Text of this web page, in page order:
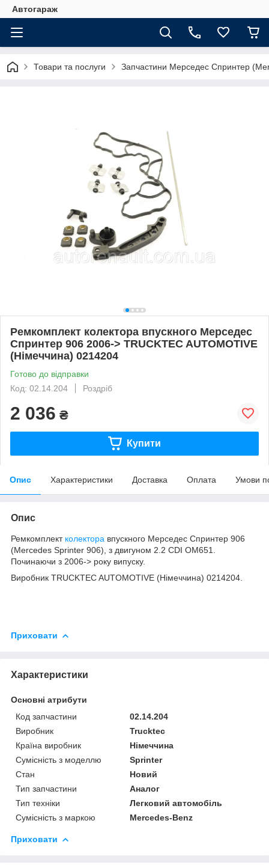
Автогараж
Товари та послуги Запчастини Мерседес Спринтер
Ремкомплект колектора впускного Мерседес
Спринтер 906 2006-> TRUCKTEC AUTOMOTIVE
(Німеччина) 0214204
Готово до відправки
Код: 02.14.204
Роздріб
2 036 ₴
Купити
Опис Характеристики Доставка Оплата Умови
Опис
Ремкомплект колектора впускного Мерседес Спринтер 906
(Mercedes Sprinter 906), з двигуном 2.2 CDI OM651.
Починаючи з 2006-> року випуску.
Виробник TRUCKTEC AUTOMOTIVE (Німеччина) 0214204.
Приховати
Характеристики
Основні атрибути
Код запчастини
02.14.204
Виробник
Trucktec
Країна виробник
Німеччина
Сумісність з моделлю
Sprinter
Стан
Новий
Тип запчастини
Аналог
Тип техніки
Легковий автомобіль
Сумісність з маркою
Mercedes-Benz
Приховати